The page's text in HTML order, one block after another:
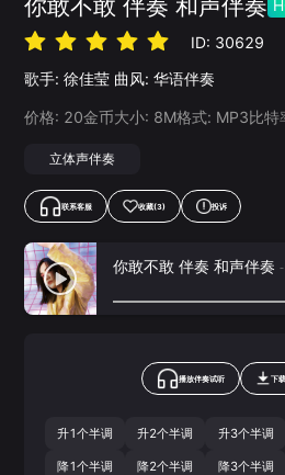
你敢不敢 伴奏 和声伴奏
ID: 30629
歌手: 徐佳莹 曲风: 华语伴奏
价格: 20金币大小: 8M格式: MP3比特
立体声伴奏
联系客服 收藏(3) 投诉
你敢不敢 伴奏 和声伴奏
播放伴奏试听 下载
升1个半调 升2个半调 升3个半调
降1个半调 降2个半调 降3个半调